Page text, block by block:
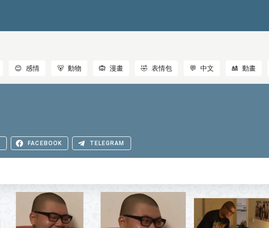
😊 感情 🐻 動物 🙉 漫畫 🤣 表情包 💬 中文 🎎 動畫
FACEBOOK TELEGRAM